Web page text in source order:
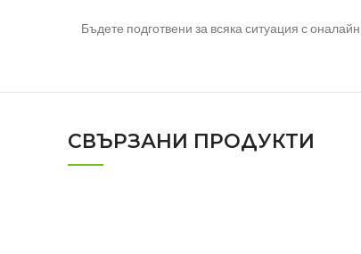
Бъдете подготвени за всяка ситуация с
СВЪРЗАНИ ПРОДУКТИ